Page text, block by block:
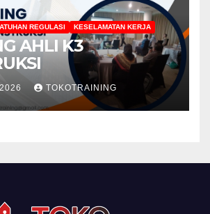
REGULASI KESELAMATAN KERJA
AHLI K3
TOKOTRAINING